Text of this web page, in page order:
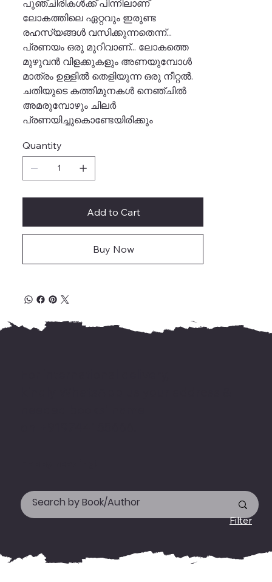
പുഞ്ചിരികൾക്ക് പിന്നിലാണ്
ലോകത്തിലെ ഏറ്റവും ഇരുണ്ട
രഹസ്യങ്ങൾ വസിക്കുന്നതെന്ന്...
പ്രണയം ഒരു മുറിവാണ്... ലോകത്തെ
മുഴുവൻ വിളക്കുകളും അണയുമ്പോൾ
മാത്രം ഉള്ളിൽ തെളിയുന്ന ഒരു നീറ്റൽ.
ചതിയുടെ കത്തിമുനകൾ നെഞ്ചിൽ
അമരുമ്പോഴും ചിലർ
പ്രണയിച്ചുകൊണ്ടേയിരിക്കും
Quantity
Add to Cart
Buy Now
Filter